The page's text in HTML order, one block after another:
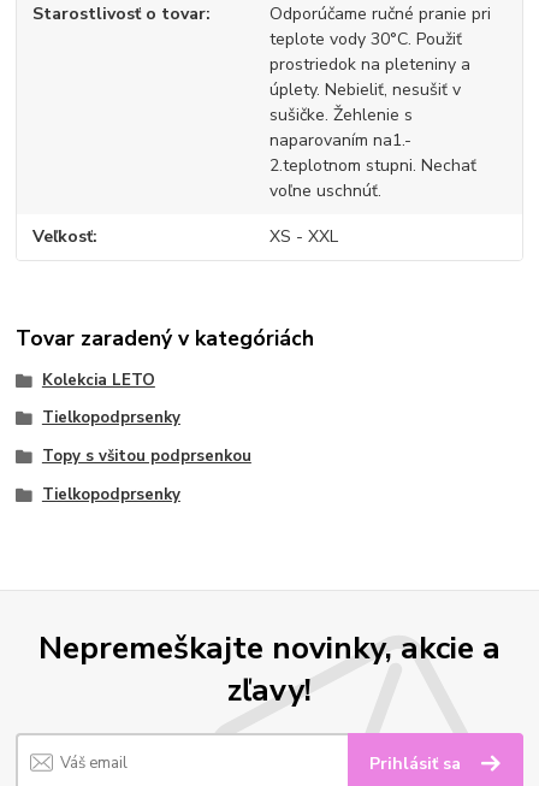
Starostlivosť o tovar
Odporúčame ručné pranie pri
teplote vody 30°C. Použiť
prostriedok na pleteniny a
úplety. Nebieliť, nesušiť v
sušičke. Žehlenie s
naparovaním na1.-
2.teplotnom stupni. Nechať
voľne uschnúť.
Veľkosť XS - XXL
Tovar zaradený v kategóriách
Kolekcia LETO
Tielkopodprsenky
Topy s všitou podprsenkou
Tielkopodprsenky
Nepremeškajte novinky, akcie a
zľavy!
Prihlásiť sa